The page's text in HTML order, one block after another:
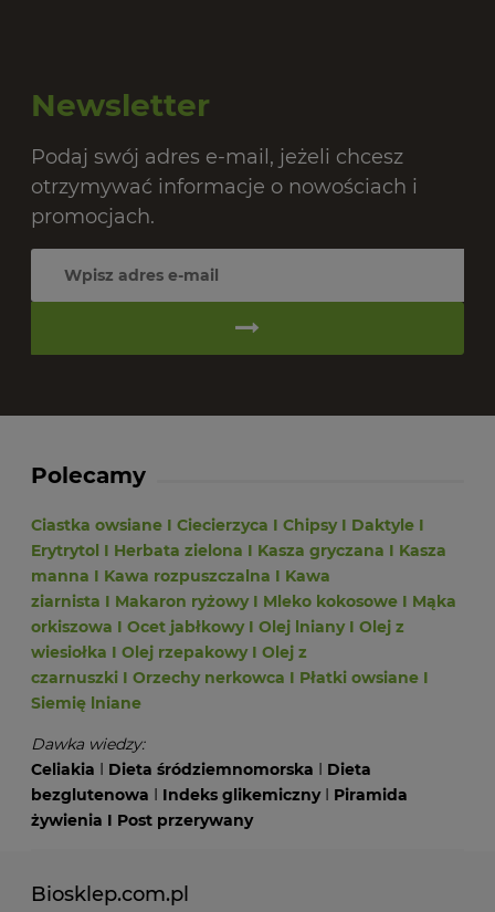
Newsletter
Podaj swój adres e-mail, jeżeli chcesz
otrzymywać informacje o nowościach i
promocjach.
Polecamy
Ciastka owsiane I Ciecierzyca I ChipsyI Daktyle I
Erytrytol I Herbata zielona I Kasza gryczana I Kasza
manna I Kawa rozpuszczalna I Kawa
ziarnista I Makaron ryżowyI Mleko kokosowe I Mąka
orkiszowa I Ocet jabłkowyI Olej lnianyI Olej z
wiesiołka I Olej rzepakowyI Olej z
czarnuszki I Orzechy nerkowca I Płatki owsiane I
Siemię lniane
Dawka wiedzy:
Celiakia I Dieta śródziemnomorska I Dieta
bezglutenowa I Indeks glikemicznyI Piramida
żywienia I Post przerywany
Biosklep.com.pl